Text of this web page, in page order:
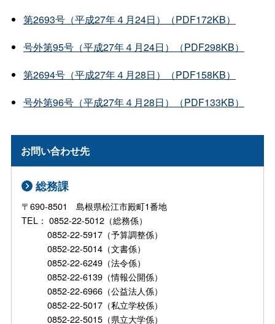
第2693号（平成27年４月24日）（PDF172KB）
号外第95号（平成27年４月24日）（PDF298KB）
第2694号（平成27年４月28日）（PDF158KB）
号外第96号（平成27年４月28日）（PDF133KB）
お問い合わせ先
総務課
〒690-8501 島根県松江市殿町1番地
TEL： 0852-22-5012（総務係）
0852-22-5917（予算調整係）
0852-22-5014（文書係）
0852-22-6249（法令係）
0852-22-6139（情報公開係）
0852-22-6966（公益法人係）
0852-22-5017（私立学校係）
0852-22-5015（県立大学係）